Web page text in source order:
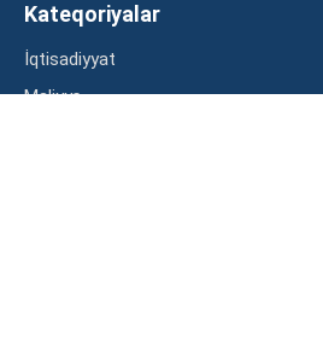
Kateqoriyalar
İqtisadiyyat
Maliyyə